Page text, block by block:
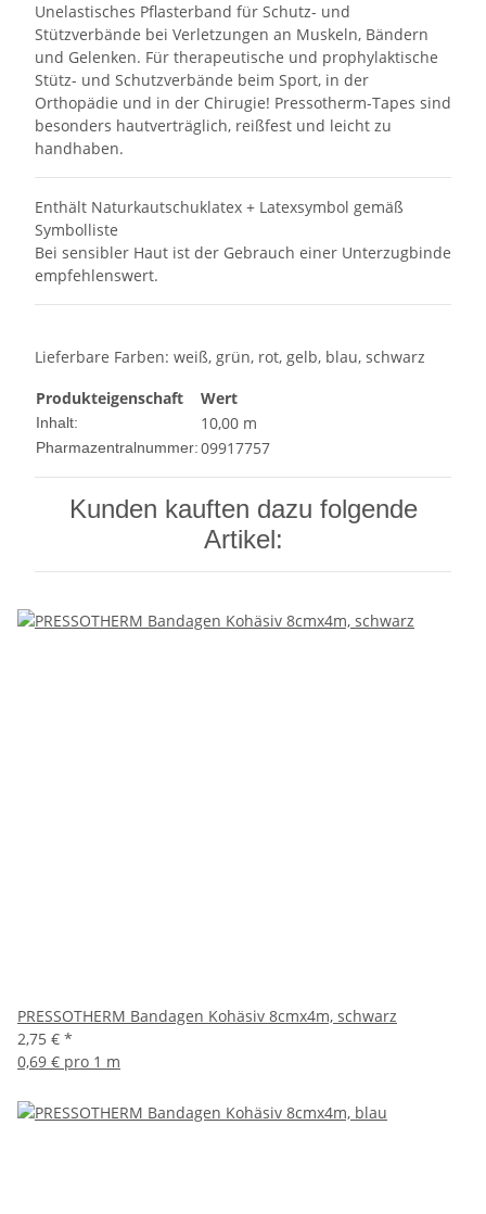
Unelastisches Pflasterband für Schutz- und
Stützverbände bei Verletzungen an Muskeln, Bändern
und Gelenken. Für therapeutische und prophylaktische
Stütz- und Schutzverbände beim Sport, in der
Orthopädie und in der Chirugie! Pressotherm-Tapes sind
besonders hautverträglich, reißfest und leicht zu
handhaben.
Enthält Naturkautschuklatex + Latexsymbol gemäß
Symbolliste
Bei sensibler Haut ist der Gebrauch einer Unterzugbinde
empfehlenswert.
Lieferbare Farben: weiß, grün, rot, gelb, blau, schwarz
Produkteigenschaft
Wert
Inhalt: 10,00 m
Pharmazentralnummer:09917757
Kunden kauften dazu folgende
Artikel:
PRESSOTHERM Bandagen Kohäsiv 8cmx4m, schwarz
2,75 € *
0,69 € pro 1 m